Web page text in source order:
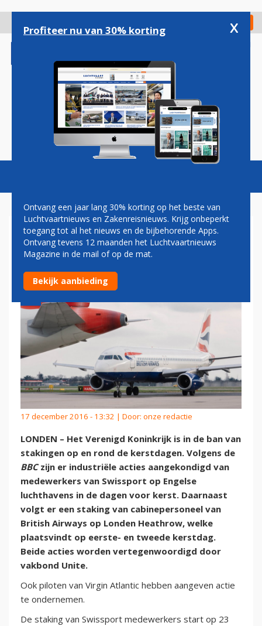
gaan
Check in
Magazine Podcasts Vacatures
VK IN BAN VAN STAKINGEN
ROND KERST
17 december 2016 - 13:32 | Door: onze redactie
LONDEN – Het Verenigd Koninkrijk is in de ban van
stakingen op en rond de kerstdagen. Volgens de
BBCzijn er industriële acties aangekondigd van
medewerkers van Swissport op Engelse
luchthavens in de dagen voor kerst. Daarnaast
volgt er een staking van cabinepersoneel van
British Airways op Londen Heathrow, welke
plaatsvindt op eerste- en tweede kerstdag.
Beide acties worden vertegenwoordigd door
vakbond Unite.
Ook piloten van Virgin Atlantic hebben aangeven actie
te ondernemen.
De staking van Swissport medewerkers start op 23
Profiteer nu van 30% korting x
Ontvang een jaar lang 30% korting op het beste van
Luchtvaartnieuws en Zakenreisnieuws. Krijg onbeperkt
toegang tot al het nieuws en de bijbehorende Apps.
Ontvang tevens 12 maanden het Luchtvaartnieuws
Magazine in de mail of op de mat.
Bekijk aanbieding